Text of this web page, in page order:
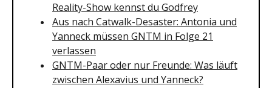
Reality-Show kennst du Godfrey
Aus nach Catwalk-Desaster: Antonia und
Yanneck müssen GNTM in Folge 21
verlassen
GNTM-Paar oder nur Freunde: Was läuft
zwischen Alexavius und Yanneck?